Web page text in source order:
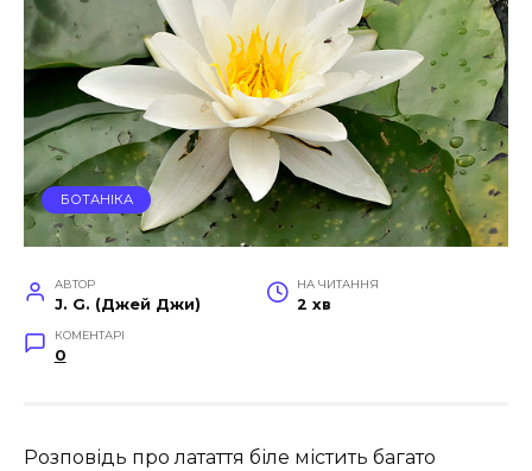
БОТАНІКА
АВТОР
J. G. (Джей Джи)
НА ЧИТАННЯ
2 хв
КОМЕНТАРІ
0
Розповідь про латаття біле містить багато